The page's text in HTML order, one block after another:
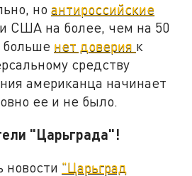
ноантироссийские
США на более, чем на 50
нет доверия к
средству
американца начинает
ее и не было.
"Царьграда"!
"Царьград